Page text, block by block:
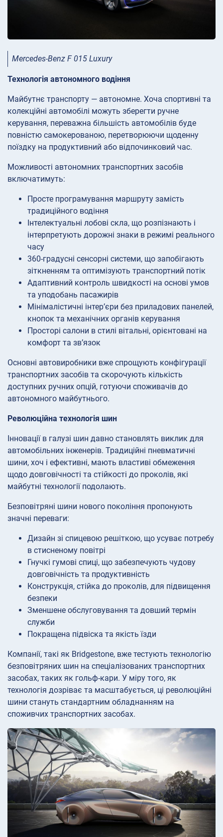
Mercedes-Benz F 015 Luxury
Технологія автономного водіння
Майбутнє транспорту — автономне. Хоча спортивні та
колекційні автомобілі можуть зберегти ручне
керування, переважна більшість автомобілів буде
повністю самокерованою, перетворюючи щоденну
поїздку на продуктивний або відпочинковий час.
Можливості автономних транспортних засобів
включатимуть:
Просте програмування маршруту замість
традиційного водіння
Інтелектуальні лобові скла, що розпізнають і
інтерпретують дорожні знаки в режимі реального
часу
360-градусні сенсорні системи, що запобігають
зіткненням та оптимізують транспортний потік
Адаптивний контроль швидкості на основі умов
та уподобань пасажирів
Мінімалістичні інтер’єри без приладових панелей,
кнопок та механічних органів керування
Просторі салони в стилі вітальні, орієнтовані на
комфорт та зв’язок
Основні автовиробники вже спрощують конфігурації
транспортних засобів та скорочують кількість
доступних ручних опцій, готуючи споживачів до
автономного майбутнього.
Революційна технологія шин
Інновації в галузі шин давно становлять виклик для
автомобільних інженерів. Традиційні пневматичні
шини, хоч і ефективні, мають властиві обмеження
щодо довговічності та стійкості до проколів, які
майбутні технології подолають.
Безповітряні шини нового покоління пропонують
значні переваги:
Дизайн зі спицевою решіткою, що усуває потребу
в стисненому повітрі
Гнучкі гумові спиці, що забезпечують чудову
довговічність та продуктивність
Конструкція, стійка до проколів, для підвищення
безпеки
Зменшене обслуговування та довший термін
служби
Покращена підвіска та якість їзди
Компанії, такі як Bridgestone, вже тестують технологію
безповітряних шин на спеціалізованих транспортних
засобах, таких як гольф-кари. У міру того, як
технологія дозріває та масштабується, ці революційні
шини стануть стандартним обладнанням на
споживчих транспортних засобах.